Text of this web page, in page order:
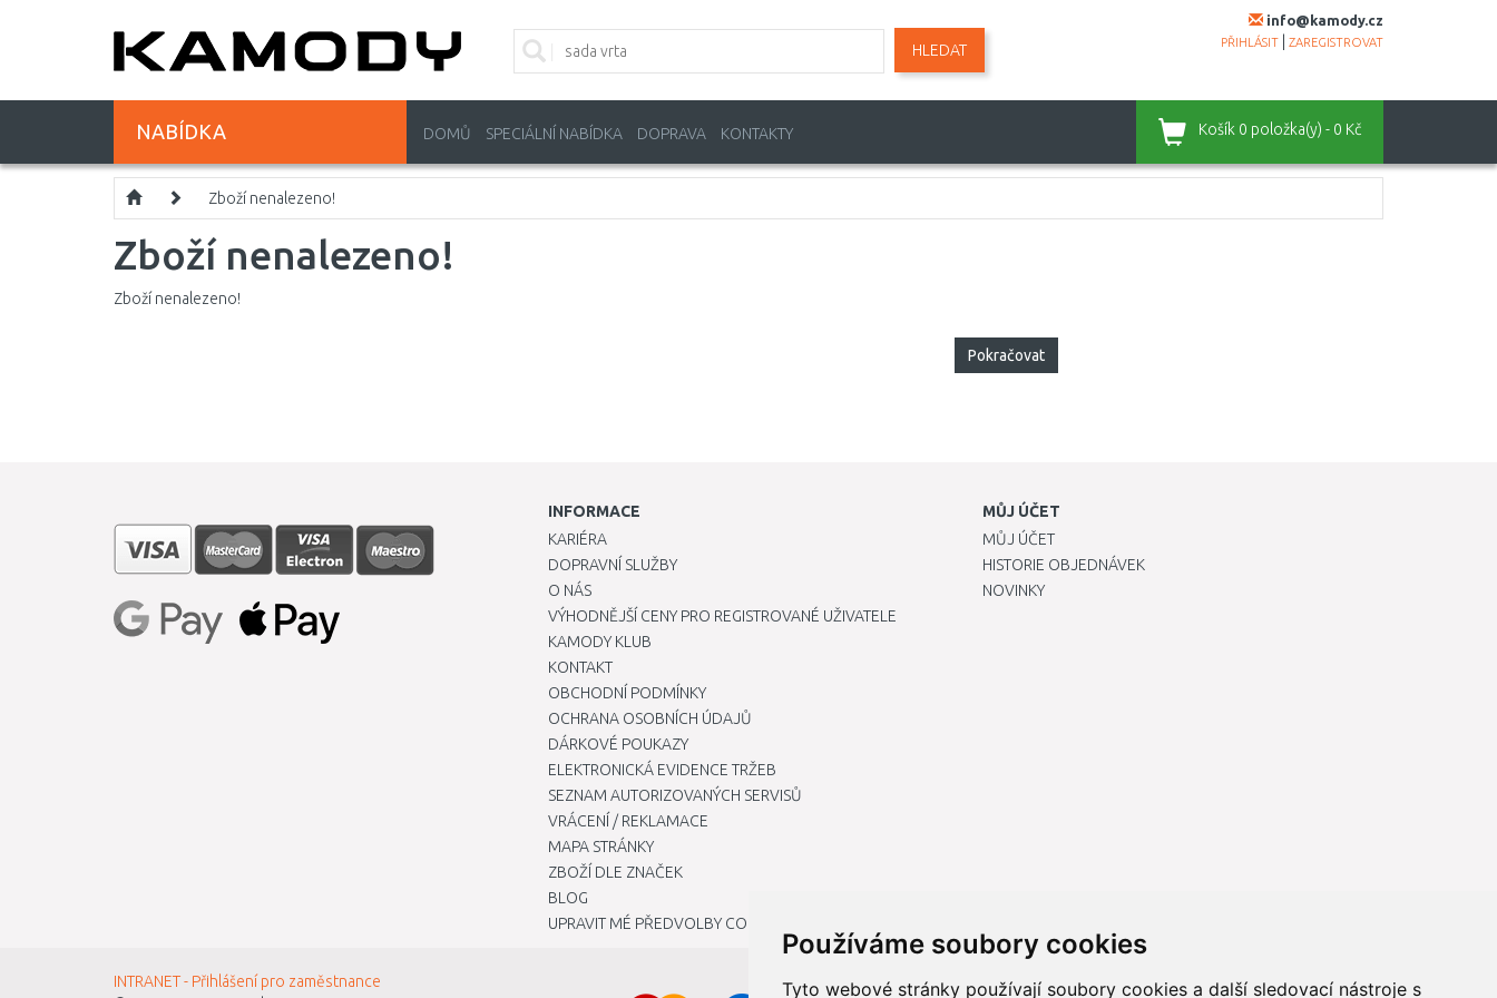
Používáme soubory cookies
Tyto webové stránky používají soubory cookies a další sledovací nástroje s
info@kamody.cz
PŘIHLÁSIT ZAREGISTROVAT
HLEDAT
NABÍDKA DOMŮ SPECIÁLNÍ NABÍDKA DOPRAVA KONTAKTY Košík 0 položka(y) - 0 Kč
Zboží nenalezeno!
Zboží nenalezeno!
Zboží nenalezeno!
Pokračovat
INFORMACE
KARIÉRA
DOPRAVNÍ SLUŽBY
O NÁS
VÝHODNĚJŠÍ CENY PRO REGISTROVANÉ UŽIVATELE
KAMODY KLUB
KONTAKT
OBCHODNÍ PODMÍNKY
OCHRANA OSOBNÍCH ÚDAJŮ
DÁRKOVÉ POUKAZY
ELEKTRONICKÁ EVIDENCE TRŽEB
SEZNAM AUTORIZOVANÝCH SERVISŮ
VRÁCENÍ / REKLAMACE
MAPA STRÁNKY
ZBOŽÍ DLE ZNAČEK
BLOG
UPRAVIT MÉ PŘEDVOLBY COOKIES
MŮJ ÚČET
MŮJ ÚČET
HISTORIE OBJEDNÁVEK
NOVINKY
INTRANET - Přihlášení pro zaměstnance